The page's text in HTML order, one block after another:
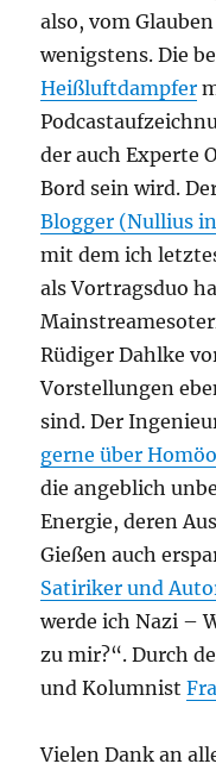
also, vom
wenigstens. Die
Heißluftdampfer
der auch Experte
Bord sein wird.
Blogger (Nullius
mit dem ich
als Vortragsduo
Rüdiger Dahlke
Vorstellungen
sind. Der
gerne über
die angeblich
Energie, deren
Gießen auch
Satiriker und
werde ich Nazi –
zu mir?“. Durch
und Kolumnist
Vielen Dank an